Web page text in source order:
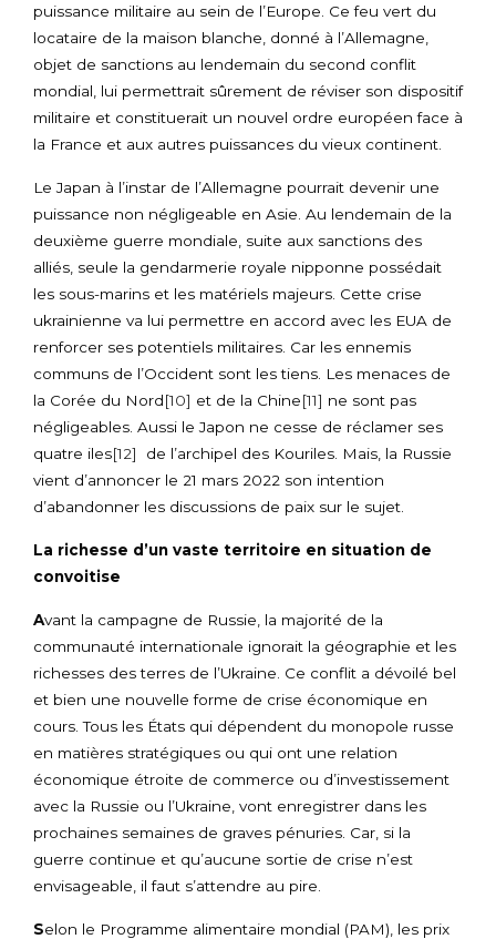
puissance militaire au sein de l’Europe. Ce feu vert du
locataire de la maison blanche, donné à l’Allemagne,
objet de sanctions au lendemain du second conflit
mondial, lui permettrait sûrement de réviser son dispositif
militaire et constituerait un nouvel ordre européen face à
la France et aux autres puissances du vieux continent.
Le Japan à l’instar de l’Allemagne pourrait devenir une
puissance non négligeable en Asie. Au lendemain de la
deuxième guerre mondiale, suite aux sanctions des
alliés, seule la gendarmerie royale nipponne possédait
les sous-marins et les matériels majeurs. Cette crise
ukrainienne va lui permettre en accord avec les EUA de
renforcer ses potentiels militaires. Car les ennemis
communs de l’Occident sont les tiens. Les menaces de
la Corée du Nord[10] et de la Chine[11] ne sont pas
négligeables. Aussi le Japon ne cesse de réclamer ses
quatre iles[12]
de l’archipel des Kouriles. Mais, la Russie
vient d’annoncer le 21 mars 2022 son intention
d’abandonner les discussions de paix sur le sujet.
La richesse d’un vaste territoire en situation de
convoitise
Avant la campagne de Russie, la majorité de la
communauté internationale ignorait la géographie et les
richesses des terres de l’Ukraine. Ce conflit a dévoilé bel
et bien une nouvelle forme de crise économique en
cours. Tous les États qui dépendent du monopole russe
en matières stratégiques ou qui ont une relation
économique étroite de commerce ou d’investissement
avec la Russie ou l’Ukraine, vont enregistrer dans les
prochaines semaines de graves pénuries. Car, si la
guerre continue et qu’aucune sortie de crise n’est
envisageable, il faut s’attendre au pire.
Selon le Programme alimentaire mondial (PAM), les prix